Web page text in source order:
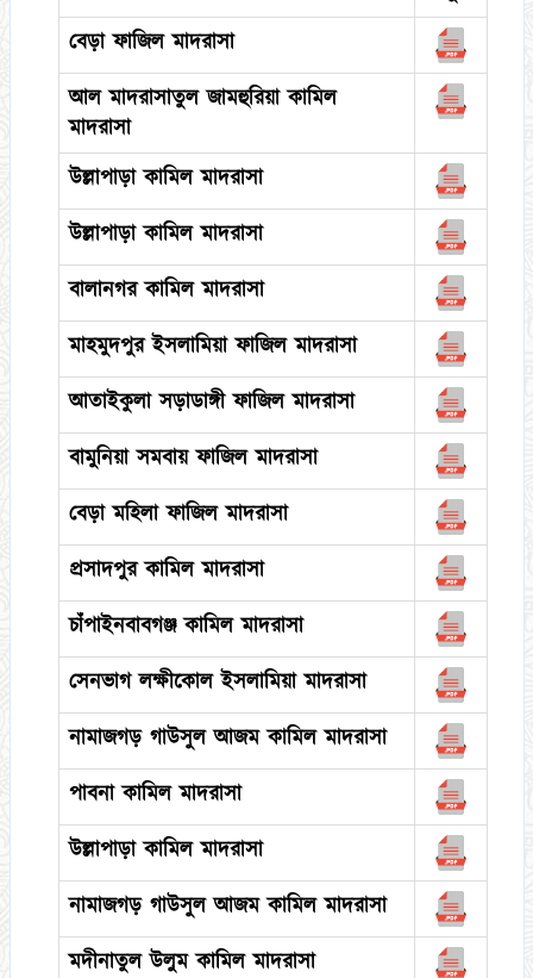
বেড়া ফাজিল মাদরাসা
আল মাদরাসাতুল জামহুরিয়া কামিল
মাদরাসা
উল্লাপাড়া কামিল মাদরাসা
উল্লাপাড়া কামিল মাদরাসা
বালানগর কামিল মাদরাসা
মাহমুদপুর ইসলামিয়া ফাজিল মাদরাসা
আতাইকুলা সড়াডাঙ্গী ফাজিল মাদরাসা
বামুনিয়া সমবায় ফাজিল মাদরাসা
বেড়া মহিলা ফাজিল মাদরাসা
প্রসাদপুর কামিল মাদরাসা
চাঁপাইনবাবগঞ্জ কামিল মাদরাসা
সেনভাগ লক্ষীকোল ইসলামিয়া মাদরাসা
নামাজগড় গাউসুল আজম কামিল মাদরাসা
পাবনা কামিল মাদরাসা
উল্লাপাড়া কামিল মাদরাসা
নামাজগড় গাউসুল আজম কামিল মাদরাসা
মদীনাতুল উলুম কামিল মাদরাসা